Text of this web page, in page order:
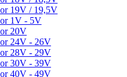
19V / 19,5V
1V - 5V
20V
24V - 26V
28V - 29V
30V - 39V
40V - 49V